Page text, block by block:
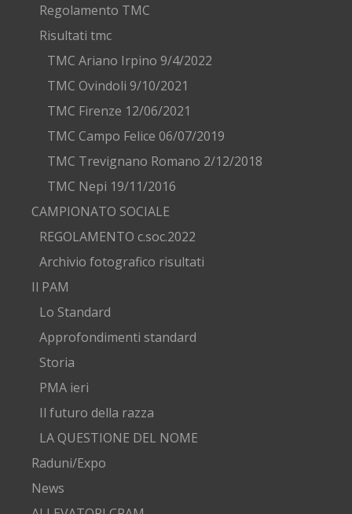
Regolamento TMC
Risultati tmc
TMC Ariano Irpino 9/4/2022
TMC Ovindoli 9/10/2021
TMC Firenze 12/06/2021
TMC Campo Felice 06/07/2019
TMC Trevignano Romano 2/12/2018
TMC Nepi 19/11/2016
CAMPIONATO SOCIALE
REGOLAMENTO c.soc.2022
Archivio fotografico risultati
Il PAM
Lo Standard
Approfondimenti standard
Storia
PMA ieri
Il futuro della razza
LA QUESTIONE DEL NOME
Raduni/Expo
News